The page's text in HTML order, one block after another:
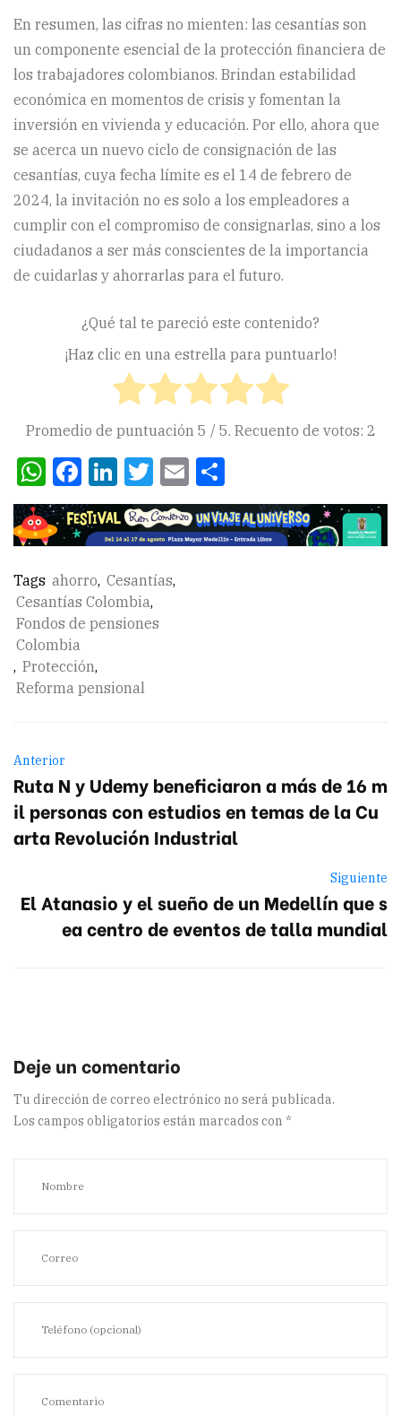
En resumen, las cifras no mienten: las cesantías son
un componente esencial de la protección financiera de
los trabajadores colombianos. Brindan estabilidad
económica en momentos de crisis y fomentan la
inversión en vivienda y educación. Por ello, ahora que
se acerca un nuevo ciclo de consignación de las
cesantías, cuya fecha límite es el 14 de febrero de
2024, la invitación no es solo a los empleadores a
cumplir con el compromiso de consignarlas, sino a los
ciudadanos a ser más conscientes de la importancia
de cuidarlas y ahorrarlas para el futuro.
¿Qué tal te pareció este contenido?
¡Haz clic en una estrella para puntuarlo!
Promedio de puntuación 5 / 5. Recuento de votos: 2
WhatsApp
Facebook
LinkedIn
Twitter
Email
Tags ahorro, Cesantías,
Cesantías Colombia,
Fondos de pensiones
Colombia
, Protección,
Reforma pensional
Anterior
Ruta N y Udemy beneficiaron a más de 16 m
il personas con estudios en temas de la Cu
arta Revolución Industrial
Siguiente
El Atanasio y el sueño de un Medellín que s
ea centro de eventos de talla mundial
Tu dirección de correo electrónico no será publicada.
Los campos obligatorios están marcados con *